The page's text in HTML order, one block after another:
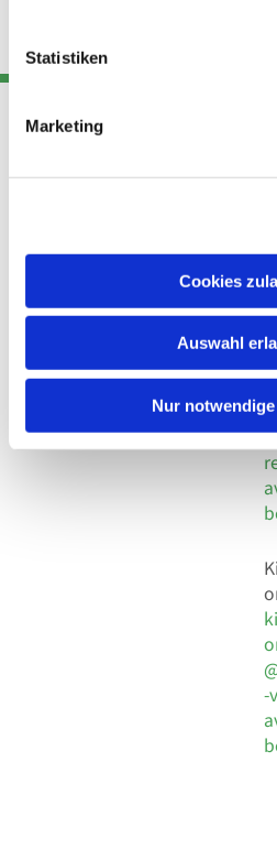
Statistiken
Marketing
Cookies
Auswahl
Nur
Adresse
Kirchengemeinde Pfarrei
Hl. Theresa von Avila Berlin
Leitender Pfarrer - Norbert
Behaimstr. 39
-